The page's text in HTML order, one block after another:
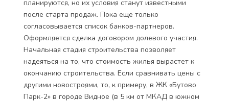
планируются, но их условия станут известными
после старта продаж. Пока еще только
согласовывается список банков-партнеров.
Оформляется сделка договором долевого участия.
Начальная стадия строительства позволяет
надеяться на то, что стоимость жилья вырастет к
окончанию строительства. Если сравнивать цены с
другими новостроями, то, к примеру, в ЖК «Бутово
Парк-2» в городе Видное (в 5 км от МКАД в южном